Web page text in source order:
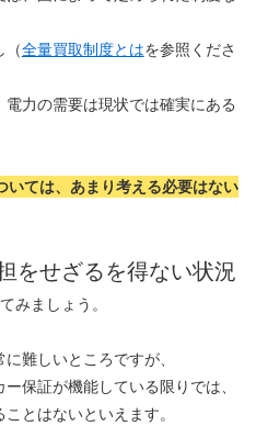
（全量買取制度とはを参照くださ
力の需要は現状では確実にある
いては、あまり考える必要はない
をせざるを得ない状況
みましょう。
難しいところですが、
保証が機能している限りでは、
とはないといえます。